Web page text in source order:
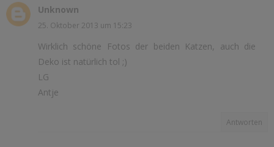
Unknown
25. Oktober 2013 um 15:23
Wirklich schöne Fotos der beiden Katzen, auch die
Deko ist natürlich tol ;)
LG
Antje
Antworten